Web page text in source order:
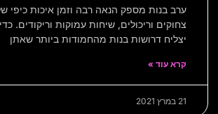
ערב בנות מספק הנאה רבה וזמן איכות כיפי
צחוקים וריכולים, שיחות עמוקות וריקודים.
יצליח דרושות בנות מהחמודות ביותר שאתן
קרא עוד »
21 במרץ 2021